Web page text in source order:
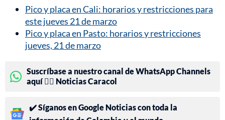
Pico y placa en Cali: horarios y restricciones para
este jueves 21 de marzo
Pico y placa en Pasto: horarios y restricciones
jueves, 21 de marzo
Suscríbase a nuestro canal de WhatsApp Channels
aquí 👉🏻 Noticias Caracol
✔️ Síganos en Google Noticias con toda la